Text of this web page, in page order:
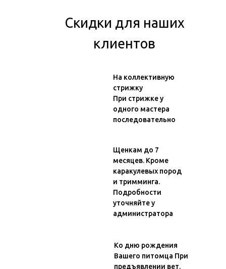
Скидки для наших
клиентов
На коллективную
стрижку
При стрижке у
одного мастера
последовательно
Ко дню рождения
Вашего питомца При
предъявлении вет.
Щенкам до 7
месяцев. Кроме
каракулевых пород
и тримминга.
Подробности
уточняйте у
администратора